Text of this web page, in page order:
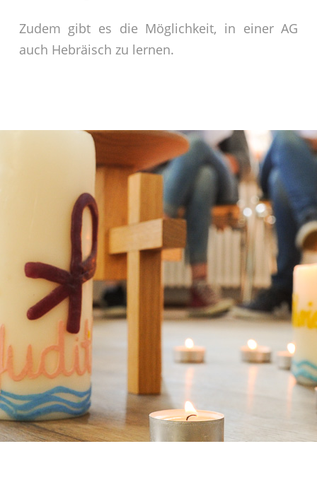
Zudem gibt es die Möglichkeit, in einer AG
auch Hebräisch zu lernen.